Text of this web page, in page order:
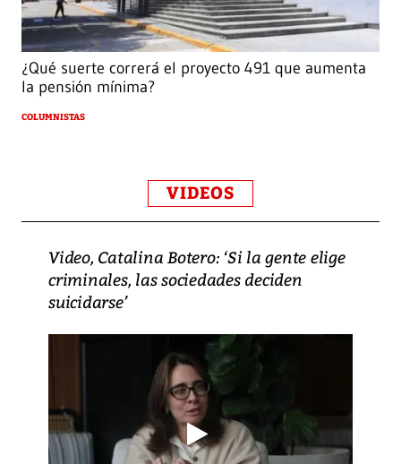
¿Qué suerte correrá el proyecto 491 que aumenta
la pensión mínima?
COLUMNISTAS
VIDEOS
Video, Catalina Botero: ‘Si la gente elige
criminales, las sociedades deciden
suicidarse’